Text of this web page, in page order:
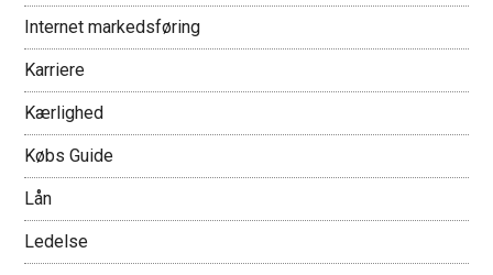
Internet markedsføring
Karriere
Kærlighed
Købs Guide
Lån
Ledelse